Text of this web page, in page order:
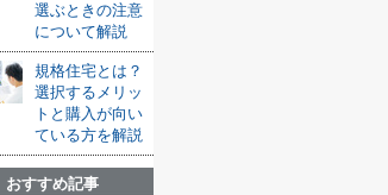
選ぶときの注意
について解説
規格住宅とは？
選択するメリッ
トと購入が向い
ている方を解説
おすすめ記事